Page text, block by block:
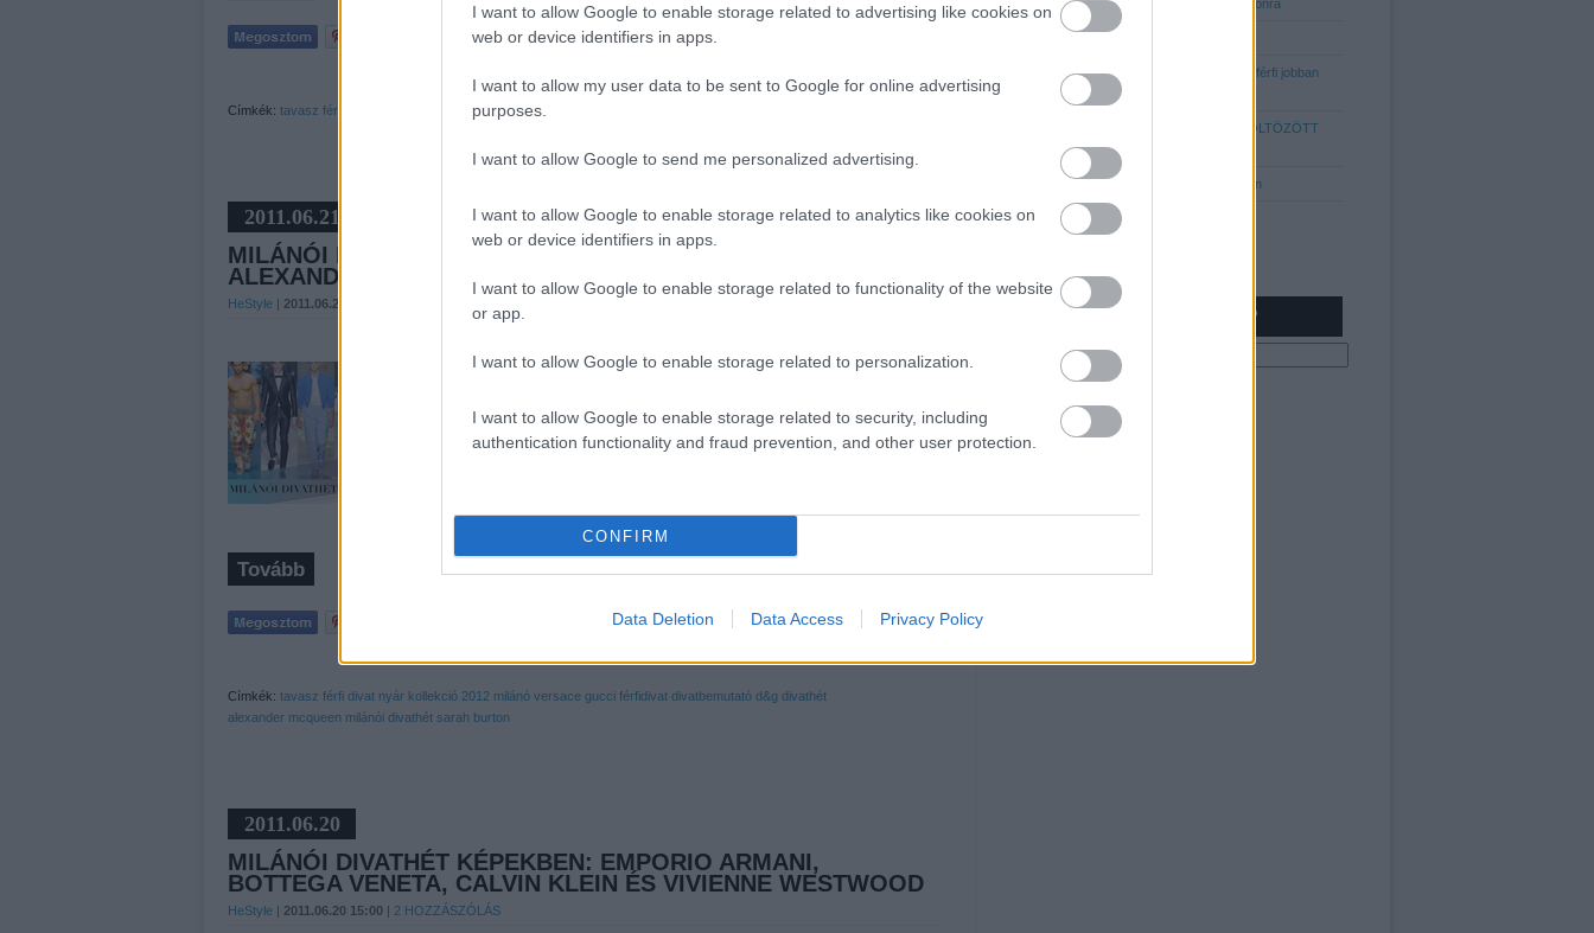
I want to allow Google to enable storage related to advertising like cookies on
web or device identifiers in apps.
I want to allow my user data to be sent to Google for online advertising
purposes.
I want to allow Google to send me personalized advertising.
I want to allow Google to enable storage related to analytics like cookies on
web or device identifiers in apps.
I want to allow Google to enable storage related to functionality of the website
or app.
I want to allow Google to enable storage related to personalization.
I want to allow Google to enable storage related to security, including
authentication functionality and fraud prevention, and other user protection.
CONFIRM
Data Deletion Data Access Privacy Policy
Címkék: tavasz férfi kollekció milánó
2011.06.21
MILÁNÓI DIVATHÉT KÉPEKBEN: D&G, GUCCI, VERSACE ÉS
ALEXANDER MCQUEEN
HeStyle | 2011.06.21 13:37
Ezúttal a D&G, a Gucci, a Versace és Alexander McQueen 2012-es
sorozatunkat.A D&G utolsó kollekciója hű maradt a "gyökerekhez", ezúttal is
rengeteg minta és azok sokféle…
Tovább
Címkék: tavasz férfi divat nyár kollekció 2012 milánó versace gucci férfidivat divatbemutató d&g divathét
alexander mcqueen milánói divathét sarah burton
2011.06.20
MILÁNÓI DIVATHÉT KÉPEKBEN: EMPORIO ARMANI,
BOTTEGA VENETA, CALVIN KLEIN ÉS VIVIENNE WESTWOOD
HeStyle | 2011.06.20 15:00 | 2 HOZZÁSZÓLÁS
abszolút 10-es listája, az idei szezonra
5 egyszerű dolog, amitől MINDEN férfi jobban
tud kinézni!
KIK VOLTAK 2017 LEGJOBBAN ÖLTÖZÖTT
FÉRFIJAI?
Hajtrend 2013: Az "Undercut" fazon
NEM TALÁLOD?